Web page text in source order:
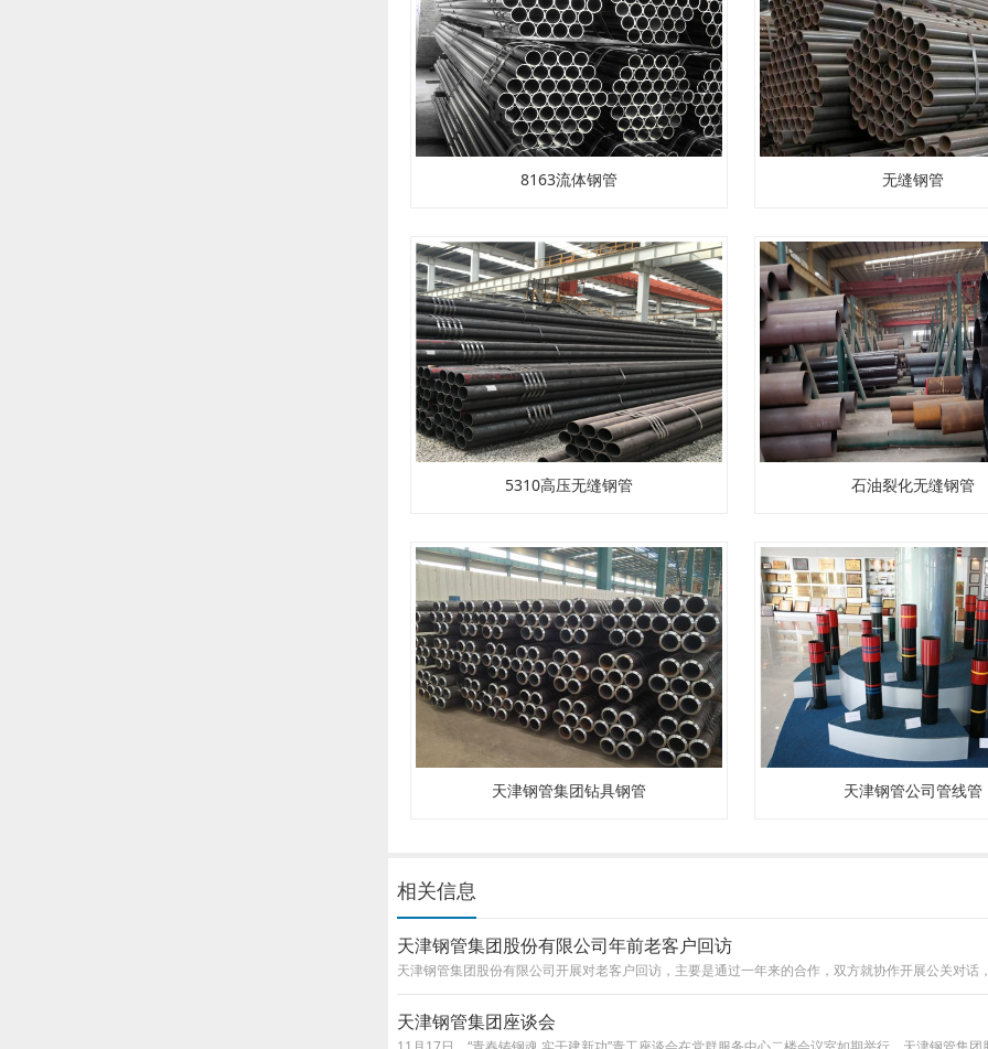
8163流体钢管 无缝钢管
5310高压无缝钢管 石油裂化无缝钢管
天津钢管集团钻具钢管 天津钢管公司管线管
相关信息
天津钢管集团股份有限公司年前老客户回访
天津钢管集团座谈会